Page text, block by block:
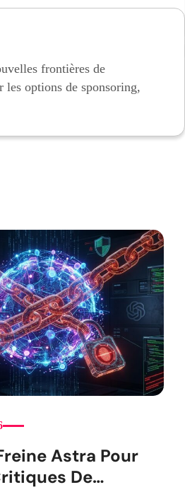
frontières de
options de sponsoring,
Astra Pour
De